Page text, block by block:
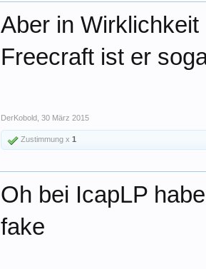
Aber in
Freecraft ist er
DerKobold 30 März 2015
Zustimmung x 1
Oh bei IcapLP
fake